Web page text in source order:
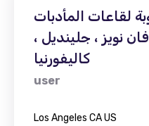
لقاعات المأدبات
نويز ، جلينديل ،
كاليفورنيا
user
Los Angeles CA US